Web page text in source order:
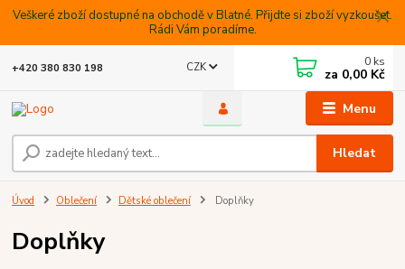
Veškeré zboží dostupné na obchodě v Blatné. Přijdte si zboží vyzkoušet.
Rádi Vám poradíme.
Menu
CZK
Hledat
+420 380 830 198 0 ks
za 0,00 Kč
Úvod Oblečení Dětské oblečení Doplňky
Doplňky